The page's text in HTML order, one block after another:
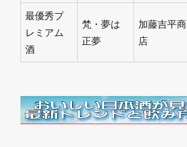
最優秀プ
レミアム
酒
梵・夢は
正夢
加藤吉平商
店